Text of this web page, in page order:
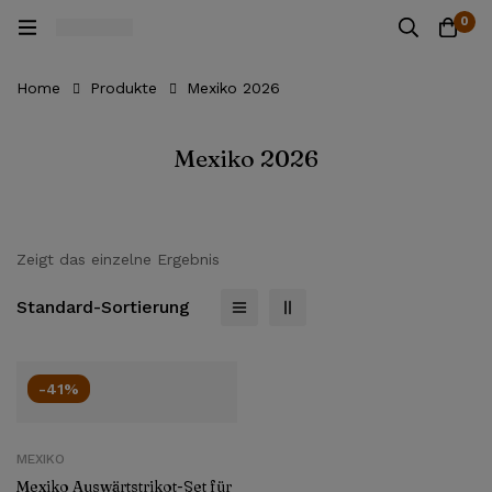
0
Home Produkte Mexiko 2026
Mexiko 2026
Zeigt das einzelne Ergebnis
Standard-Sortierung
-41%
MEXIKO
Mexiko Auswärtstrikot-Set für